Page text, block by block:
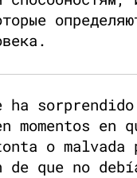
ha
momentos en
o malvada
de que no